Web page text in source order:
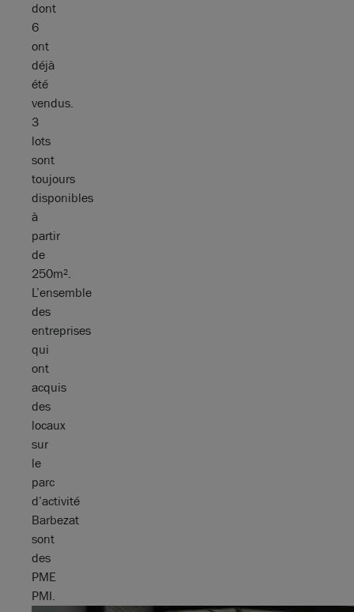
dont
6
ont
déjà
été
vendus.
3
lots
sont
toujours
disponibles
à
partir
de
250m².
L’ensemble
des
entreprises
qui
ont
acquis
des
locaux
sur
le
parc
d’activité
Barbezat
sont
des
PME
PMI.